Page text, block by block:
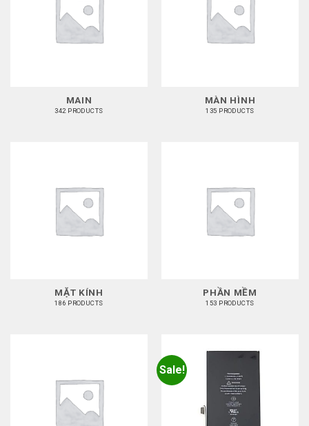
MAIN
342 PRODUCTS
MÀN HÌNH
135 PRODUCTS
MẶT KÍNH
186 PRODUCTS
PHẦN MỀM
153 PRODUCTS
Sale!